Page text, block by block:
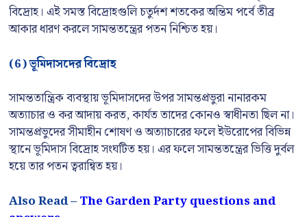
বিদ্রোহ। এই সমস্ত বিদ্রোহগুলি চতুর্দশ শতকের অন্তিম পর্বে তীব্র
আকার ধারণ করলে সামন্ততন্ত্রের পতন নিশ্চিত হয়।
(6) ভূমিদাসদের বিদ্রোহ
সামন্ততান্ত্রিক ব্যবস্থায় ভূমিদাসদের উপর সামন্তপ্রভুরা নানারকম
অত্যাচার ও কর আদায় করত, কার্যত তাদের কোনও স্বাধীনতা ছিল না।
সামন্তপ্রভুদের সীমাহীন শোষণ ও অত্যাচারের ফলে ইউরোপের বিভিন্ন
স্থানে ভূমিদাস বিদ্রোহ সংঘটিত হয়। এর ফলে সামন্ততন্ত্রের ভিত্তি দুর্বল
হয়ে তার পতন ত্বরান্বিত হয়।
Also Read –The Garden Party questions and